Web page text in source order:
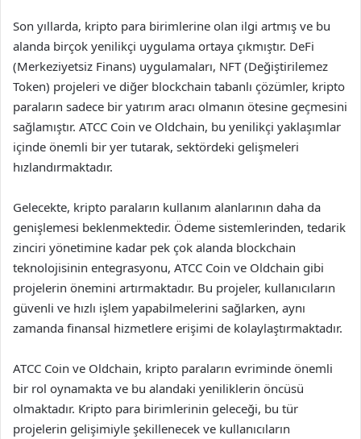
Son yıllarda, kripto para birimlerine olan ilgi artmış ve bu
alanda birçok yenilikçi uygulama ortaya çıkmıştır. DeFi
(Merkeziyetsiz Finans) uygulamaları, NFT (Değiştirilemez
Token) projeleri ve diğer blockchain tabanlı çözümler, kripto
paraların sadece bir yatırım aracı olmanın ötesine geçmesini
sağlamıştır. ATCC Coin ve Oldchain, bu yenilikçi yaklaşımlar
içinde önemli bir yer tutarak, sektördeki gelişmeleri
hızlandırmaktadır.
Gelecekte, kripto paraların kullanım alanlarının daha da
genişlemesi beklenmektedir. Ödeme sistemlerinden, tedarik
zinciri yönetimine kadar pek çok alanda blockchain
teknolojisinin entegrasyonu, ATCC Coin ve Oldchain gibi
projelerin önemini artırmaktadır. Bu projeler, kullanıcıların
güvenli ve hızlı işlem yapabilmelerini sağlarken, aynı
zamanda finansal hizmetlere erişimi de kolaylaştırmaktadır.
ATCC Coin ve Oldchain, kripto paraların evriminde önemli
bir rol oynamakta ve bu alandaki yeniliklerin öncüsü
olmaktadır. Kripto para birimlerinin geleceği, bu tür
projelerin gelişimiyle şekillenecek ve kullanıcıların